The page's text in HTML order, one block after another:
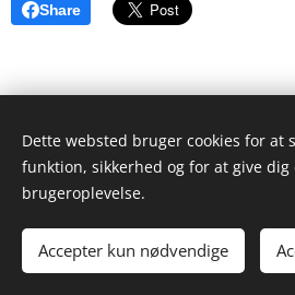
Share
© 2022 kennel Anukas. Tange
Cookies
Dette websted bruger cookies for at
funktion, sikkerhed og for at give
brugeroplevelse.
Accepter kun nødvendige